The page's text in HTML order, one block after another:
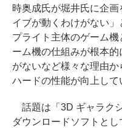
時奥成氏が堀井氏に企
イブが動くわけがない
プライト主体のゲーム
ーム機の仕組みが根本
がないなど様々な理由か
ハードの性能が向上して
話題は「3D ギャラク
ダウンロードソフトと